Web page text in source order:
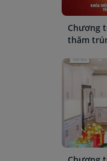
Chương
thăm